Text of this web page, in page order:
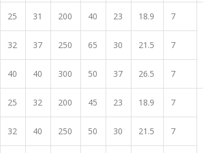
25 31 200 40 23 18.9 7
32 37 250 65 30 21.5 7
40 40 300 50 37 26.5 7
25 32 200 45 23 18.9 7
32 40 250 50 30 21.5 7